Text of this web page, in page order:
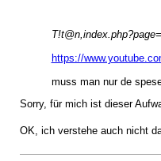
https://
muss man nur de
Sorry, für mich ist dieser
OK, ich verstehe auch nicht